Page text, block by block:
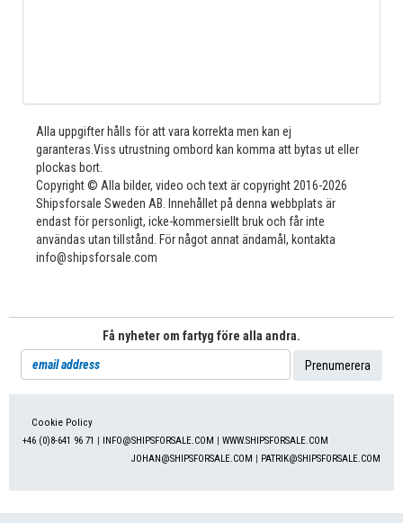
Alla uppgifter hålls för att vara korrekta men kan ej
garanteras.Viss utrustning ombord kan komma att bytas ut eller
plockas bort.
Copyright © Alla bilder, video och text är copyright 2016-2026
Shipsforsale Sweden AB. Innehållet på denna webbplats är
endast för personligt, icke-kommersiellt bruk och får inte
användas utan tillstånd. För något annat ändamål, kontakta
info@shipsforsale.com
Få nyheter om fartyg före alla andra.
Cookie Policy
+46 (0)8-641 96 71
INFO@SHIPSFORSALE.COM
WWW.SHIPSFORSALE.COM
JOHAN@SHIPSFORSALE.COM
PATRIK@SHIPSFORSALE.COM